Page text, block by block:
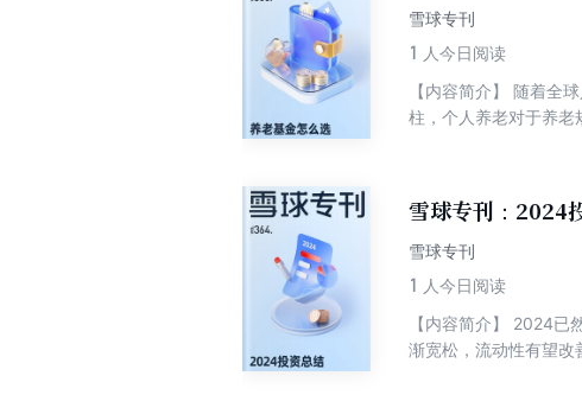
蝴蝶效应在极速散开 3. 我对DS模型的投资思考 4. 英伟达cuda的优势及挑战 5. AI，回国航班落地后，去往哪里？ 6. 算力
成本降十倍，DeepSeek如何改写AI投资版图？ 7. AI人工智
投资与布局 9. AI尽头
交易平台“雪球”上的
行组织、编辑和校对。
雪球专刊
1 人今日阅读
【内容简介】 随着全
柱，个人养老对于养老
资视角下的多元资产配
个人养老金扩容，指
选？ 【编辑推荐】 《
日产生的大量高质量
于投资社区，现已经
注册用户，聚集了中国
雪球专刊：2024
雪球专刊
1 人今日阅读
【内容简介】 2024
渐宽松，流动性有望改